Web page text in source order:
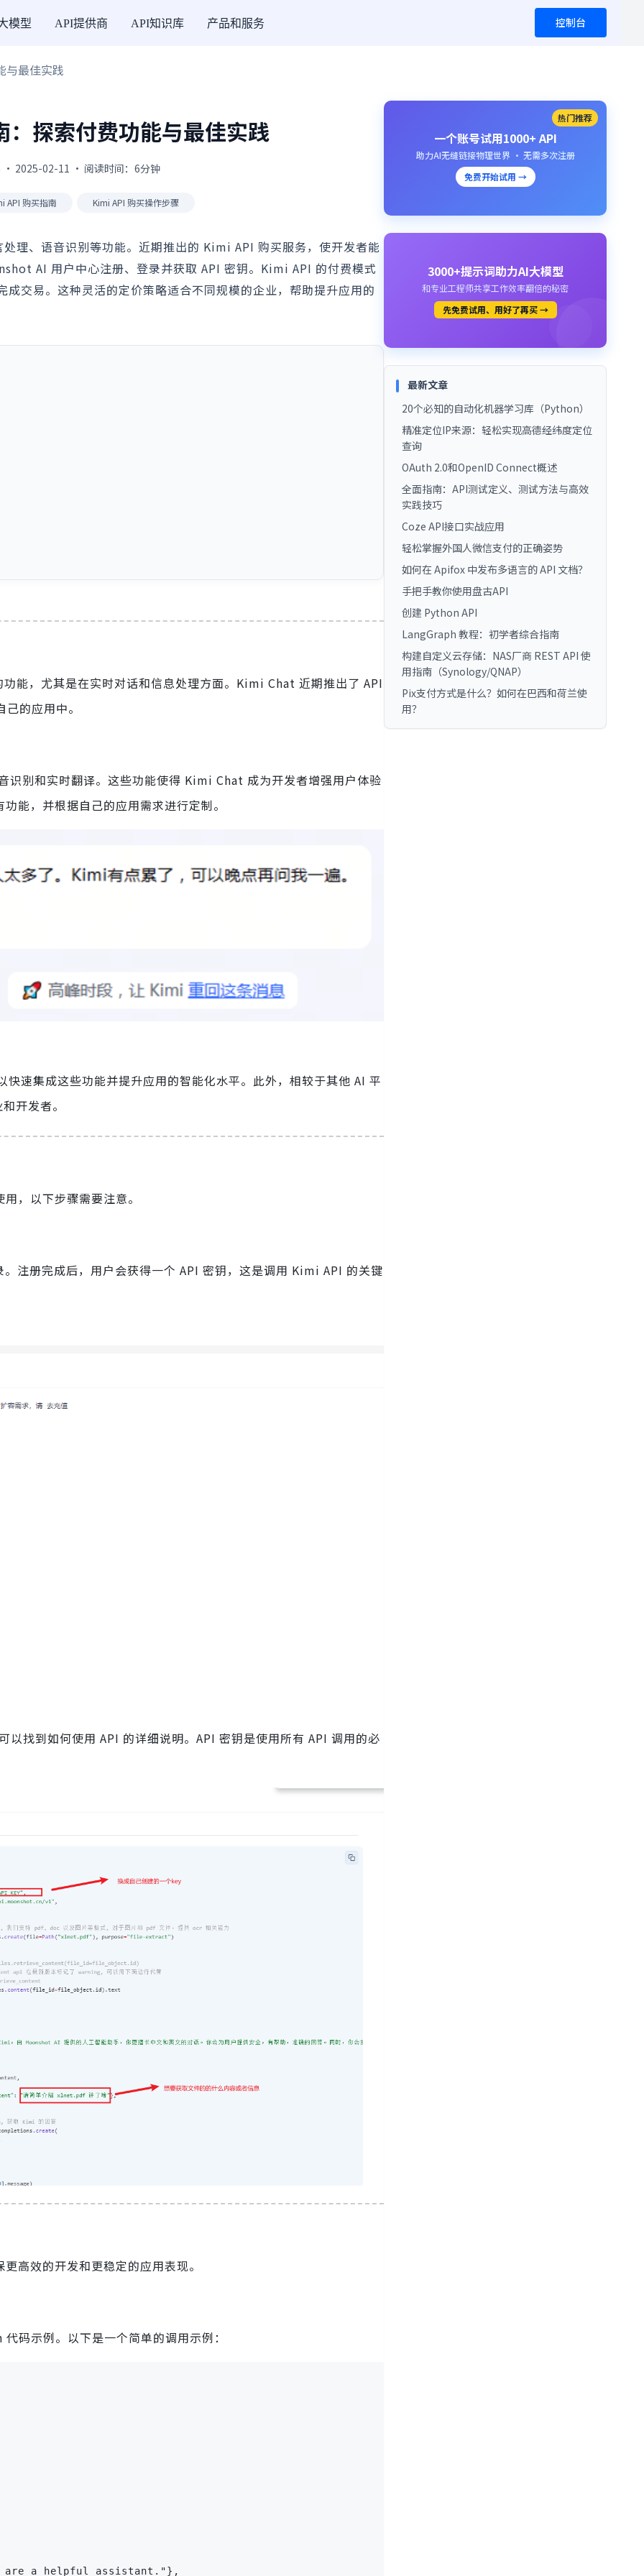
模型 API提供商 API知识库 产品和服务 控制台
与最佳实践
探索付费功能与最佳实践
2025-02-11 · 阅读时间：6分钟
API 购买指南 Kimi API 购买操作步骤
理、语音识别等功能。近期推出的 Kimi API 购买服务，使开发者能
AI 用户中心注册、登录并获取 API 密钥。Kimi API 的付费模式
交易。这种灵活的定价策略适合不同规模的企业，帮助提升应用的
能，尤其是在实时对话和信息处理方面。Kimi Chat 近期推出了 API
的应用中。
别和实时翻译。这些功能使得 Kimi Chat 成为开发者增强用户体验
能，并根据自己的应用需求进行定制。
速集成这些功能并提升应用的智能化水平。此外，相较于其他 AI 平
开发者。
，以下步骤需要注意。
注册完成后，用户会获得一个 API 密钥，这是调用 Kimi API 的关键
以找到如何使用 API 的详细说明。API 密钥是使用所有 API 调用的必
高效的开发和更稳定的应用表现。
码示例。以下是一个简单的调用示例：
a helpful assistant."},
热门推荐
一个账号试用1000+ API
助力AI无缝链接物理世界 · 无需多次注册
免费开始试用 →
3000+提示词助力AI大模型
和专业工程师共享工作效率翻倍的秘密
先免费试用、用好了再买 →
最新文章
20个必知的自动化机器学习库（Python）
精准定位IP来源：轻松实现高德经纬度定位
查询
OAuth 2.0和OpenID Connect概述
全面指南：API测试定义、测试方法与高效
实践技巧
Coze API接口实战应用
轻松掌握外国人微信支付的正确姿势
如何在 Apifox 中发布多语言的 API 文档？
手把手教你使用盘古API
创建 Python API
LangGraph 教程：初学者综合指南
构建自定义云存储：NAS厂商 REST API 使
用指南（Synology/QNAP）
Pix支付方式是什么？如何在巴西和荷兰使
用？